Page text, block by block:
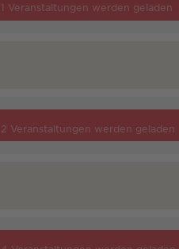
1 Veranstaltungen werden geladen
2 Veranstaltungen werden geladen